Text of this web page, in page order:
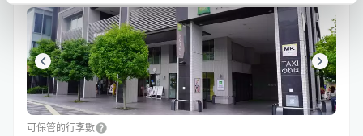
可保管的行李數